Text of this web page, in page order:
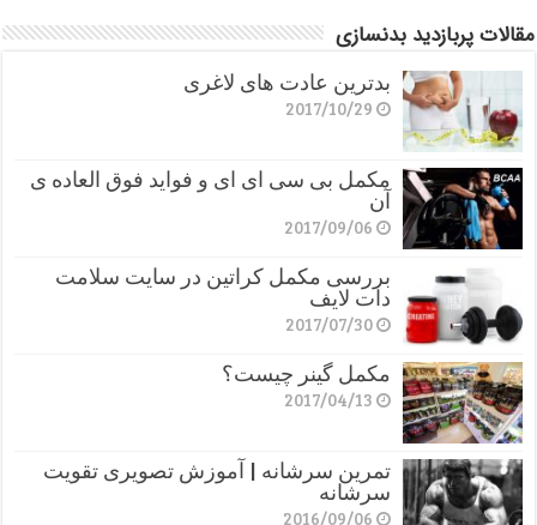
مقالات پربازدید بدنسازی
بدترین عادت های لاغری
2017/10/29
مکمل بی سی ای ای و فواید فوق العاده ی
آن
2017/09/06
بررسی مکمل کراتین در سایت سلامت
دات لایف
2017/07/30
مکمل گینر چیست؟
2017/04/13
تمرین سرشانه | آموزش تصویری تقویت
سرشانه
2016/09/06